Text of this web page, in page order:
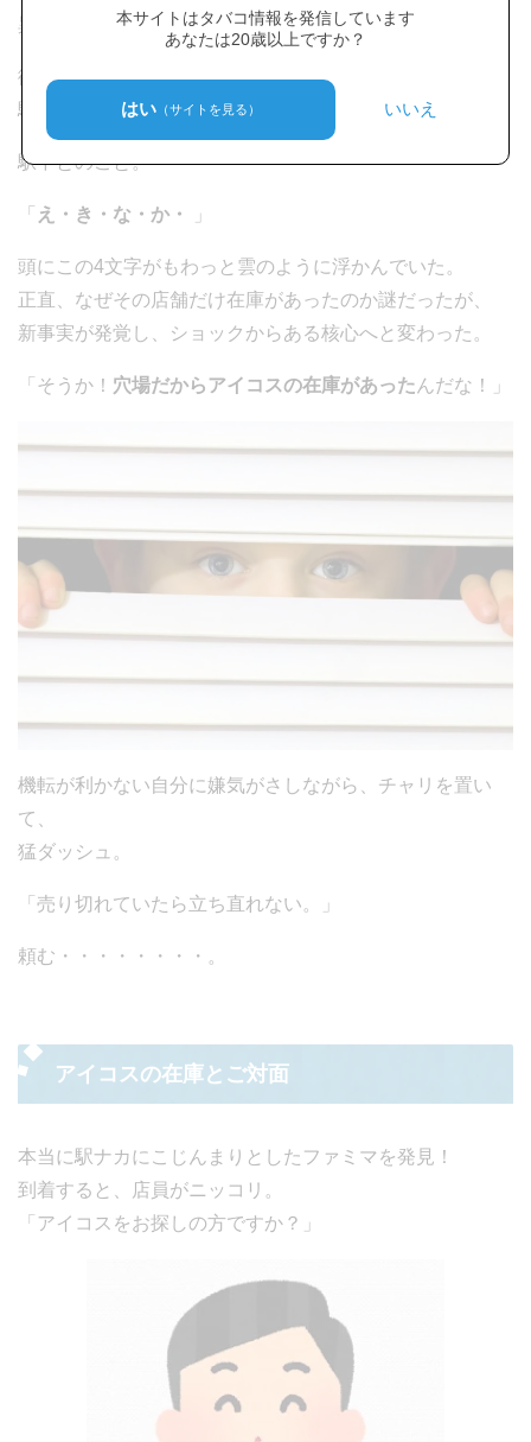
本サイトはタバコ情報を発信しています
あなたは20歳以上ですか？
はい （サイトを見る） いいえ
異変を感じた店員さんが、今度は丁寧に教えてくれた。
衝撃の事実が発覚！
駅前店なので、駅前を念入りに探し回ったが、
駅中とのこと。
「 え・き・な・か・ 」
頭にこの4文字がもわっと雲のように浮かんでいた。
正直、なぜその店舗だけ在庫があったのか謎だったが、
新事実が発覚し、ショックからある核心へと変わった。
「そうか！ 穴場だからアイコスの在庫があったんだな！」
機転が利かない自分に嫌気がさしながら、チャリを置い
て、
猛ダッシュ。
「売り切れていたら立ち直れない。」
頼む・・・・・・・・。
アイコスの在庫とご対面
本当に駅ナカにこじんまりとしたファミマを発見！
到着すると、店員がニッコリ。
「アイコスをお探しの方ですか？」